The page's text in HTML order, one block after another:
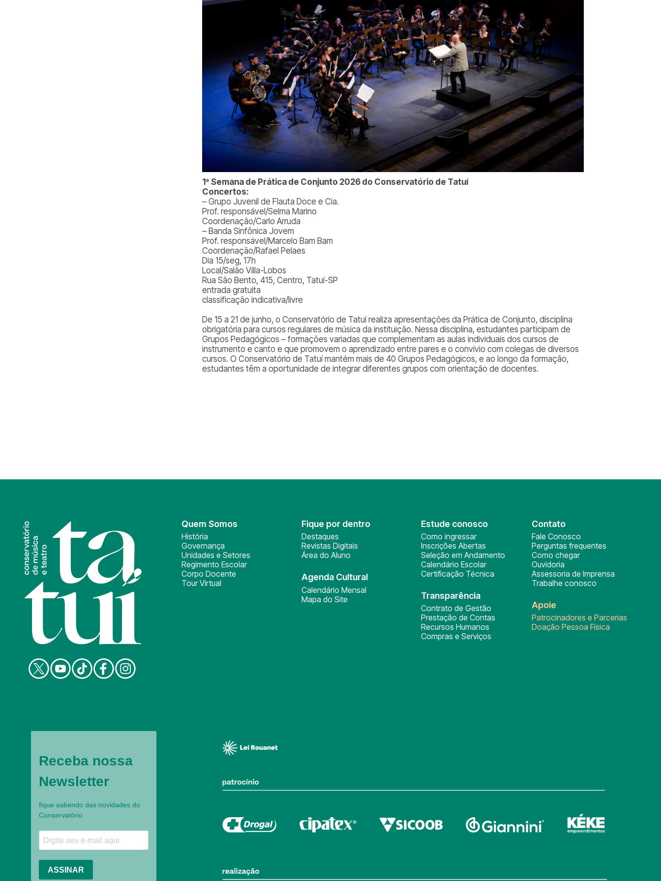
1ª Semana de Prática de Conjunto 2026 do Conservatório de Tatuí
Concertos:
– Grupo Juvenil de Flauta Doce e Cia.
Prof. responsável/Selma Marino
Coordenação/Carlo Arruda
– Banda Sinfônica Jovem
Prof. responsável/Marcelo Bam Bam
Coordenação/Rafael Pelaes
Dia 15/seg, 17h
Local/Salão Villa-Lobos
Rua São Bento, 415, Centro, Tatuí-SP
entrada gratuita
classificação indicativa/livre
De 15 a 21 de junho, o Conservatório de Tatuí realiza apresentações da Prática de Conjunto, disciplina
obrigatória para cursos regulares de música da instituição. Nessa disciplina, estudantes participam de
Grupos Pedagógicos – formações variadas que complementam as aulas individuais dos cursos de
instrumento e canto e que promovem o aprendizado entre pares e o convívio com colegas de diversos
cursos. O Conservatório de Tatuí mantém mais de 40 Grupos Pedagógicos, e ao longo da formação,
estudantes têm a oportunidade de integrar diferentes grupos com orientação de docentes.
Quem Somos
História
Governança
Unidades e Setores
Regimento Escolar
Corpo Docente
Tour Virtual
Fique por dentro
Destaques
Revistas Digitais
Área do Aluno
Agenda Cultural
Calendário Mensal
Mapa do Site
Estude conosco
Como ingressar
Inscrições Abertas
Seleção em Andamento
Calendário Escolar
Certificação Técnica
Transparência
Contrato de Gestão
Prestação de Contas
Recursos Humanos
Compras e Serviços
Contato
Fale Conosco
Perguntas frequentes
Como chegar
Ouvidoria
Assessoria de Imprensa
Trabalhe conosco
Apoie
Patrocinadores e Parcerias
Doação Pessoa Física